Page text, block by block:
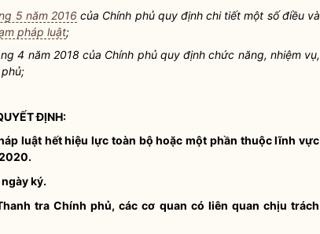
5 năm 2016 của Chính phủ quy định chi tiết một số điều và
pháp luật;
4 năm 2018 của Chính phủ quy định chức năng, nhiệm vụ,
ĐỊNH:
luật hết hiệu lực toàn bộ hoặc một phần thuộc lĩnh vực
ký.
tra Chính phủ, các cơ quan có liên quan chịu trách